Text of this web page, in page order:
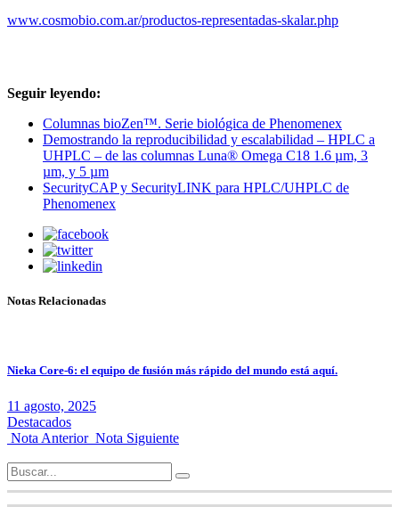
www.cosmobio.com.ar/productos-representadas-skalar.php
Seguir leyendo:
Columnas bioZen™. Serie biológica de Phenomenex
Demostrando la reproducibilidad y escalabilidad – HPLC a
UHPLC – de las columnas Luna® Omega C18 1.6 µm, 3
µm, y 5 µm
SecurityCAP y SecurityLINK para HPLC/UHPLC de
Phenomenex
Notas Relacionadas
Nieka Core-6: el equipo de fusión más rápido del mundo está aquí.
11 agosto, 2025
Destacados
Nota Anterior Nota Siguiente
Search
for: